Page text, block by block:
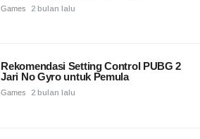
Games 2 bulan lalu
Rekomendasi Setting Control PUBG 2
Jari No Gyro untuk Pemula
Games 2 bulan lalu